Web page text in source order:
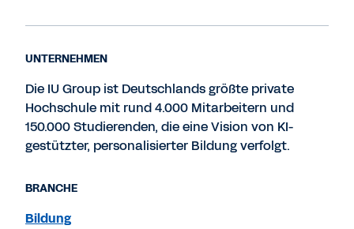
UNTERNEHMEN
Die IU Group ist Deutschlands größte private
Hochschule mit rund 4.000 Mitarbeitern und
150.000 Studierenden, die eine Vision von KI-
gestützter, personalisierter Bildung verfolgt.
BRANCHE
Bildung